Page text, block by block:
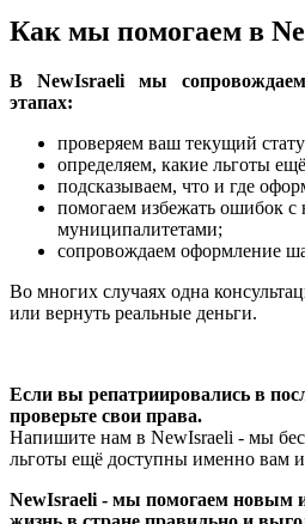
Как мы помогаем в
В NewIsraeli мы
этапах:
проверяем ваш текущий
определяем, какие льготы
подсказываем, что и где
помогаем избежать ошибок с
муниципалитетами;
сопровождаем оформление
Во многих случаях одна
или вернуть реальные деньги.
Если вы репатриировались в
проверьте свои права.
Напишите нам в NewIsraeli - мы
льготы ещё доступны именно вам и
NewIsraeli - мы помогаем новым